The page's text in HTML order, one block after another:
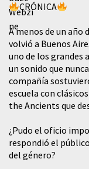
CRÓNICA
A menos de un
volvió a Buenos
uno de los grandes
un sonido que
compañía
escuela con
the Ancients que
¿Pudo el oficio
respondió el
del género?